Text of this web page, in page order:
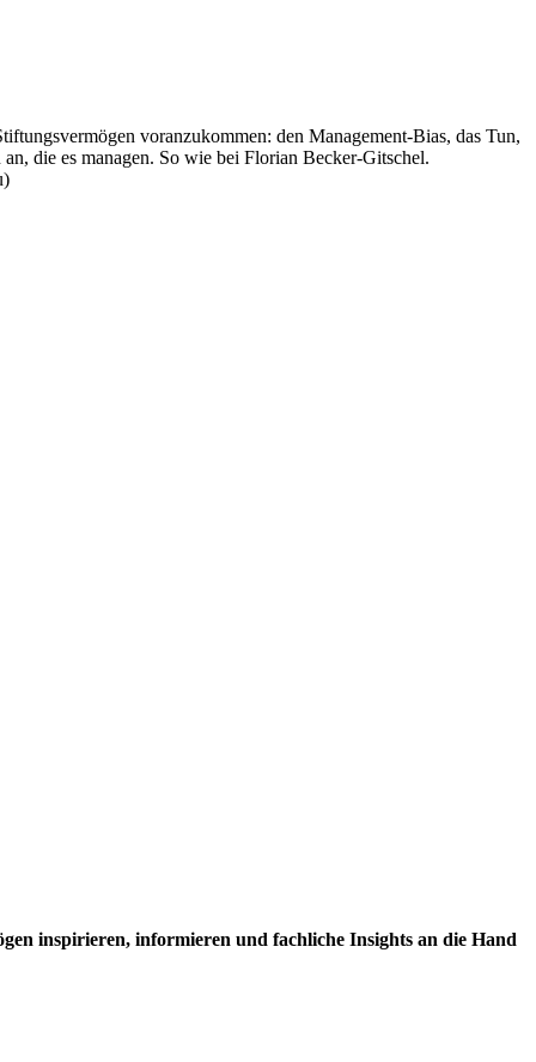
voranzukommen: den Management-Bias, das Tun,
die es managen. So wie bei Florian Becker-Gitschel.
inspirieren, informieren und fachliche Insights an die Hand